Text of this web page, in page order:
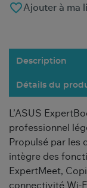
favorite_borderAjouter à ma
Description
Détails du
L’ASUS
professionnel
Propulsé par les
intègre des
ExpertMeet,
connectivité Wi-